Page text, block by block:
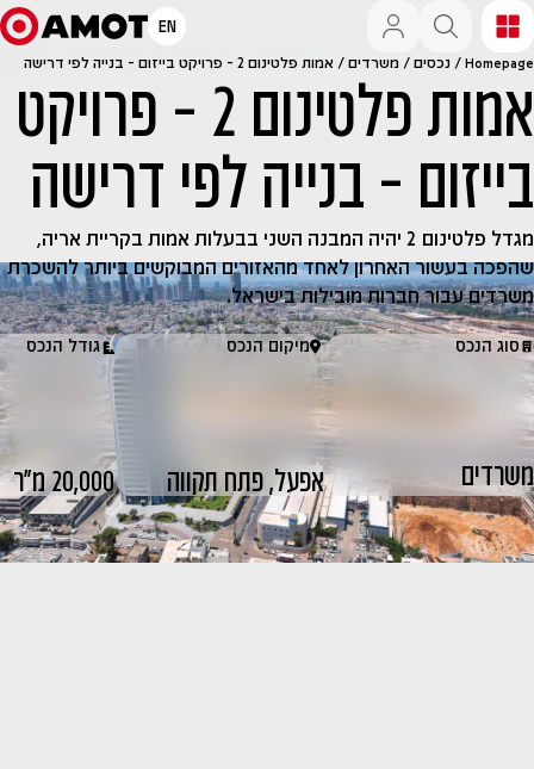
EN
Homepage
/ נכסים / משרדים / אמות פלטינום 2 – פרויקט בייזום – בנייה לפי דרישה
אמות פלטינום 2 – פרויקט
בייזום – בנייה לפי דרישה
מגדל פלטינום 2 יהיה המבנה השני בבעלות אמות בקריית אריה,
שהפכה בעשור האחרון לאחד מהאזורים המבוקשים ביותר להשכרת
משרדים עבור חברות מובילות בישראל.
סוג הנכס
משרדים
מיקום הנכס
אפעל, פתח תקווה
גודל הנכס
20,000 מ״ר